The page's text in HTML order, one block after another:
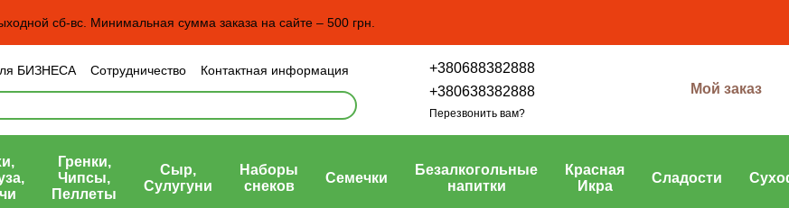
сб-вс. Минимальная сумма заказа на сайте – 500 грн.
БИЗНЕСА Сотрудничество
Контактная информация
Пользовательское соглашение
+380688382888
+380638382888
Перезвонить вам?
Мой заказ
Гренки,
Чипсы,
Пеллеты
Сыр,
Сулугуни
Наборы
снеков
Семечки
Безалкогольные
напитки
Красная
Икра
Сладости